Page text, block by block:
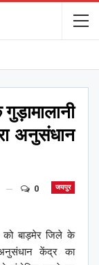
अनुसंधान
जयपुर
0
को बाड़मेर जिले के
केंद्र का